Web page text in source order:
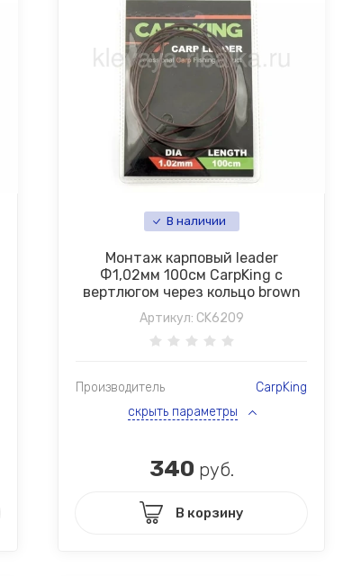
В наличии
Монтаж карповый leader
Ф1,02мм 100см CarpKing с
вертлюгом через кольцо brown
Артикул: CK6209
Производитель
CarpKing
скрыть параметры
340 руб.
В корзину